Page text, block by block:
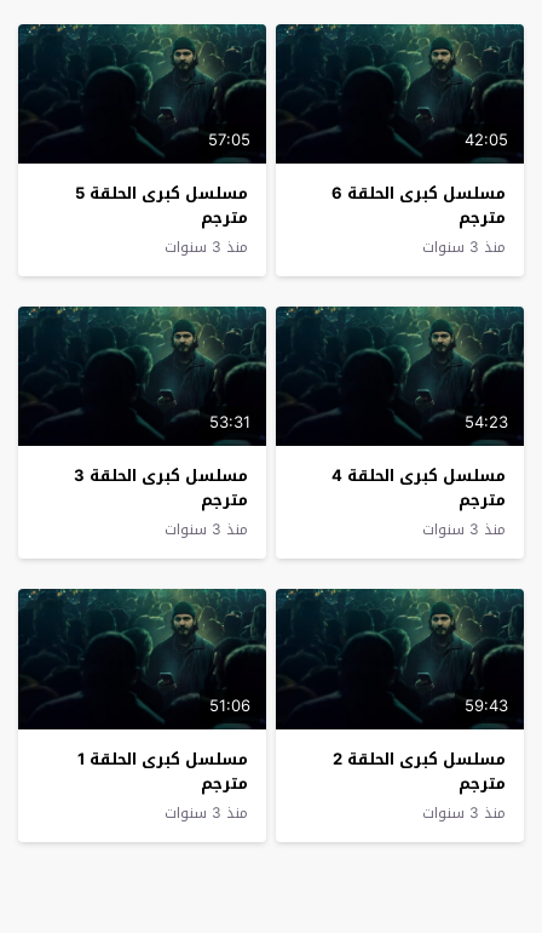
42:05
مسلسل كبرى الحلقة 6
مترجم
منذ 3 سنوات
57:05
مسلسل كبرى الحلقة 5
مترجم
منذ 3 سنوات
54:23
مسلسل كبرى الحلقة 4
مترجم
منذ 3 سنوات
53:31
مسلسل كبرى الحلقة 3
مترجم
منذ 3 سنوات
59:43
مسلسل كبرى الحلقة 2
مترجم
منذ 3 سنوات
51:06
مسلسل كبرى الحلقة 1
مترجم
منذ 3 سنوات